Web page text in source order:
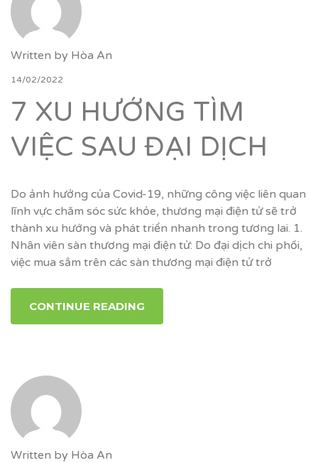
Written by Hòa An
14/02/2022
7 XU HƯỚNG TÌM
VIỆC SAU ĐẠI DỊCH
Do ảnh hưởng của Covid-19, những công việc liên quan
lĩnh vực chăm sóc sức khỏe, thương mại điện tử sẽ trở
thành xu hướng và phát triển nhanh trong tương lai. 1.
Nhân viên sàn thương mại điện tử: Do đại dịch chi phối,
việc mua sắm trên các sàn thương mại điện tử trở
CONTINUE READING
Written by Hòa An